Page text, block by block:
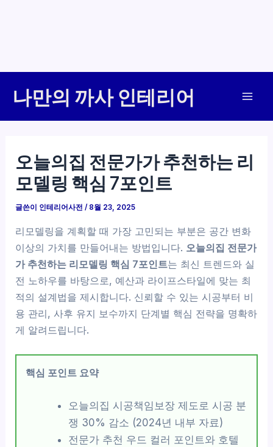
나만의 까사 인테리어
오늘의집 전문가가 추천하는 리
모델링 핵심 7포인트
글쓴이 인테리어사전/ 8월 23, 2025
리모델링을 계획할 때 가장 고민되는 부분은 공간 변화
이상의 가치를 만들어내는 방법입니다. 오늘의집 전문가
가 추천하는 리모델링 핵심 7포인트는 최신 트렌드와 실
전 노하우를 바탕으로, 예산과 라이프스타일에 맞는 최
적의 설계법을 제시합니다. 신뢰할 수 있는 시공부터 비
용 관리, 사후 유지 보수까지 단계별 핵심 전략을 명확하
게 알려드립니다.
핵심 포인트 요약
오늘의집 시공책임보장 제도로 시공 분
쟁 30% 감소 (2024년 내부 자료)
전문가 추천 우드 컬러 포인트와 호텔